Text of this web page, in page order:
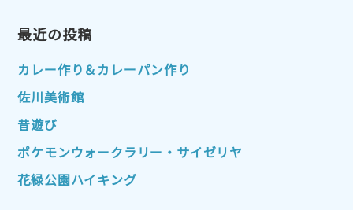
2023年1月
2022年10月 2022年9月
2022年7月
2022年4月
2022年1月 2021年12月 2021年11月
2021年10月 2021年9月
最近の投稿
カレー作り＆カレーパン作り
佐川美術館
昔遊び
ポケモンウォークラリー・サイゼリヤ
花緑公園ハイキング